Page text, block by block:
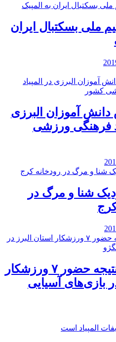
ملی بسکتبال ایران
آموزان البرزی
فرهنگی ورزشی
شنا و مرگ در
۲ مدال برنز نتیجه حضور ۷ ورزشکار
بازی‌های آسیایی